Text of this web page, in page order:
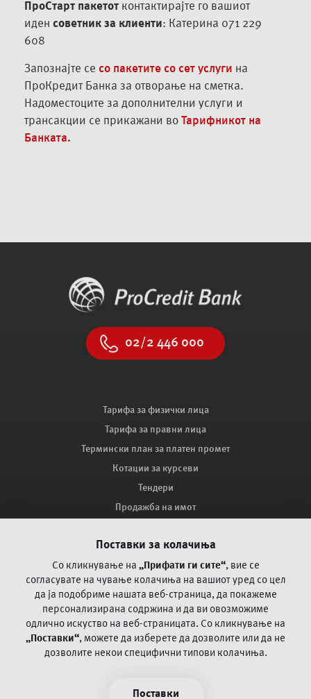
ПроСтарт пакетот контактирајте го вашиот
иден советник за клиенти: Катерина 071 229
608
Запознајте се со пакетите со сет услуги на
ПроКредит Банка за отворање на сметка.
Надоместоците за дополнителни услуги и
трансакции се прикажани во Тарифникот на
Банката.
02/2 446 000
Тарифа за физички лица
Тарифа за правни лица
Термински план за платен промет
Котации за курсеви
Тендери
Продажба на имот
Како ве заштитува ПроКредит Банка?
Поплака за оспорување на платежни трансакции со
картичка
Често поставувани прашања
Пофалби и поплаки
Поставки за колачиња
Со кликнување на „Прифати ги сите“, вие се
согласувате на чување колачиња на вашиот уред со цел
да ја подобриме нашата веб-страница, да покажеме
персонализирана содржина и да ви овозможиме
одлично искуство на веб-страницата. Со кликнување на
„Поставки“, можете да изберете да дозволите или да не
дозволите некои специфични типови колачиња.
Поставки